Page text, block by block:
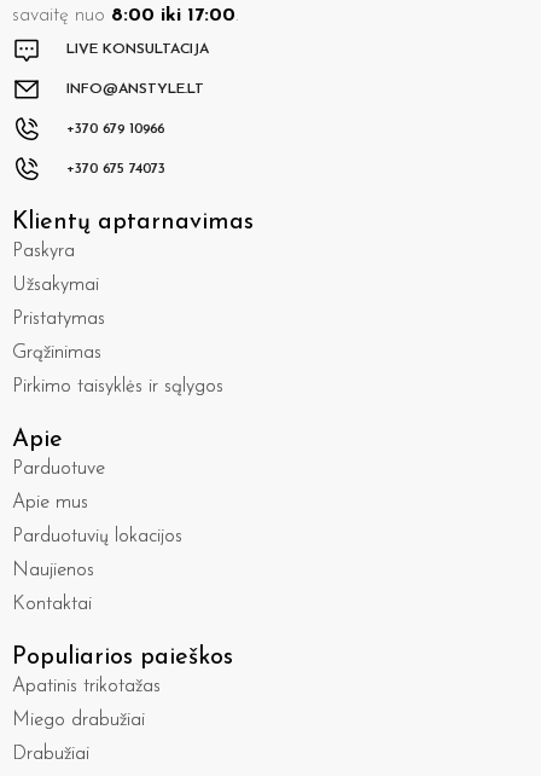
savaitę nuo 8:00 iki 17:00.
LIVE KONSULTACIJA
INFO@ANSTYLE.LT
+370 679 10966
+370 675 74073
Klientų aptarnavimas
Paskyra
Užsakymai
Pristatymas
Grąžinimas
Pirkimo taisyklės ir sąlygos
Apie
Parduotuve
Apie mus
Parduotuvių lokacijos
Naujienos
Kontaktai
Populiarios paieškos
Apatinis trikotažas
Miego drabužiai
Drabužiai